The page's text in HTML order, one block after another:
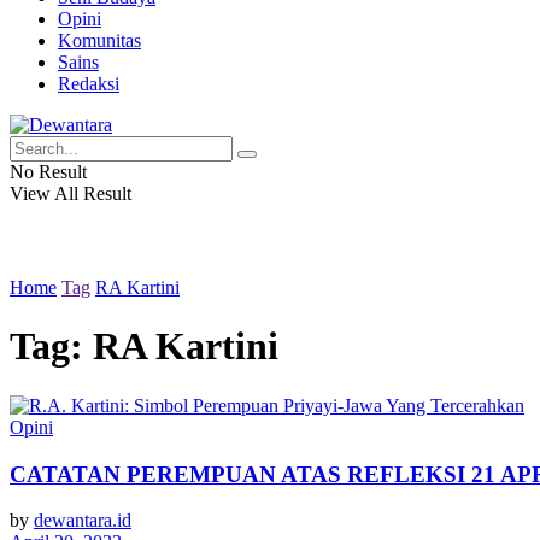
Opini
Komunitas
Sains
Redaksi
No Result
View All Result
Home Tag RA Kartini
Tag: RA Kartini
Opini
CATATAN PEREMPUAN ATAS REFLEKSI 21
by dewantara.id